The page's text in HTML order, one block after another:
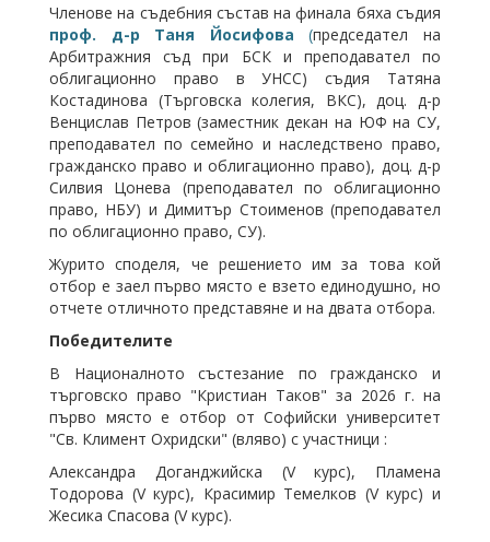
Членове на съдебния състав на финала бяха съдия
проф. д-р Таня Йосифова (председател на
Арбитражния съд при БСК и преподавател по
облигационно право в УНСС) съдия Татяна
Костадинова (Търговска колегия, ВКС), доц. д-р
Венцислав Петров (заместник декан на ЮФ на СУ,
преподавател по семейно и наследствено право,
гражданско право и облигационно право), доц. д-р
Силвия Цонева (преподавател по облигационно
право, НБУ) и Димитър Стоименов (преподавател
по облигационно право, СУ).
Журито споделя, че решението им за това кой
отбор е заел първо място е взето единодушно, но
отчете отличното представяне и на двата отбора.
Победителите
В Националното състезание по гражданско и
търговско право "Кристиан Таков" за 2026 г. на
първо място е отбор от Софийски университет
"Св. Климент Охридски" (вляво) с участници :
Александра Доганджийска (V курс), Пламена
Тодорова (V курс), Красимир Темелков (V курс) и
Жесика Спасова (V курс).